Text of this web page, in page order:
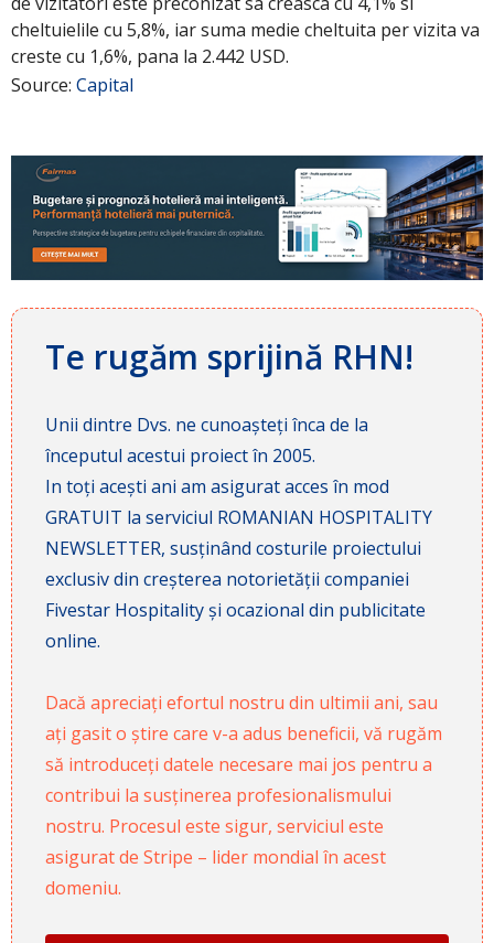
cheltuielile cu 5,8%, iar suma medie cheltuita per vizita va
creste cu 1,6%, pana la 2.442 USD.
Source: Capital
Te rugăm sprijină RHN!
Unii dintre Dvs. ne cunoașteți înca de la
începutul acestui proiect în 2005.
In toți acești ani am asigurat acces în mod
GRATUIT la serviciul ROMANIAN HOSPITALITY
NEWSLETTER, susținând costurile proiectului
exclusiv din creșterea notorietății companiei
Fivestar Hospitality și ocazional din publicitate
online.
Dacă apreciați efortul nostru din ultimii ani, sau
ați gasit o știre care v-a adus beneficii, vă rugăm
să introduceți datele necesare mai jos pentru a
contribui la susținerea profesionalismului
nostru. Procesul este sigur, serviciul este
asigurat de Stripe – lider mondial în acest
domeniu.